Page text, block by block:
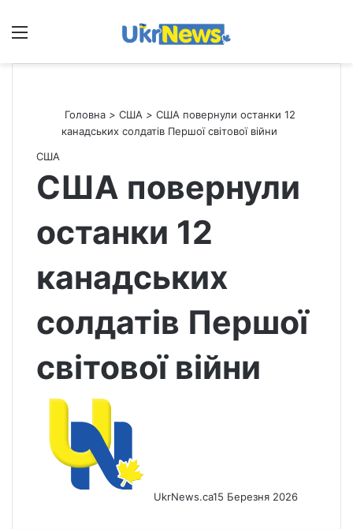
Меню
Головна > США > США повернули останки 12
канадських солдатів Першої світової війни
США
США повернули
останки 12
канадських
солдатів Першої
світової війни
UkrNews.ca15 Березня 2026